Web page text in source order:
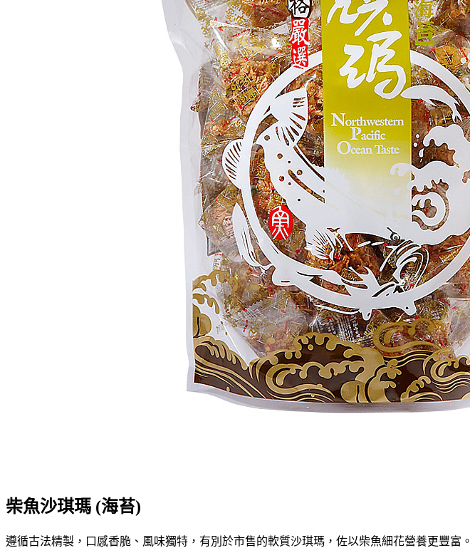
柴魚沙琪瑪 (海苔)
遵循古法精製，口感香脆、風味獨特，有別於市售的軟質沙琪瑪，佐以柴魚細花營養更豐富。